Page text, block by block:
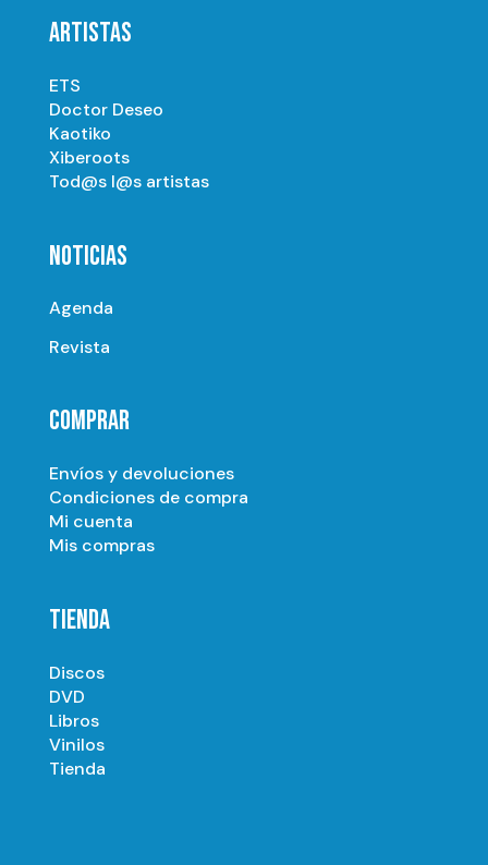
ARTISTAS
ETS
Doctor Deseo
Kaotiko
Xiberoots
Tod@s l@s artistas
NOTICIAS
Agenda
Revista
COMPRAR
Envíos y devoluciones
Condiciones de compra
Mi cuenta
Mis compras
TIENDA
Discos
DVD
Libros
Vinilos
Tienda